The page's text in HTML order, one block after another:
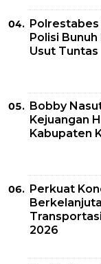
Polisi
Usut Tuntas
Bobby
Kejuangan
Kabupaten
Perkuat
2026